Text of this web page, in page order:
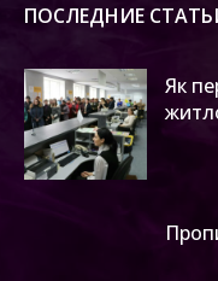
ПОСЛЕДНИЕ
Як